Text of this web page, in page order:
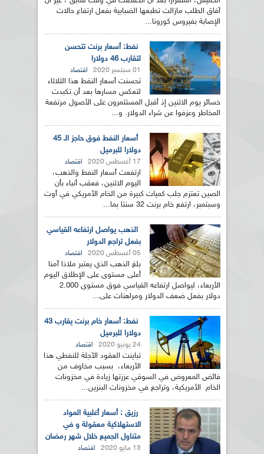
آفاق الطلب مازالت تطبعها الضبابية بفعل ارتفاع حالات
الإصابة بفيروس كورونا...
نفط: أسعار برنت تتحسن
لتقارب 46 دولارا
01 سبتمبر 2020 اقتصاد
تحسنت أسعار النفط هذا الثلاثاء
لتعكس مسارها بعد أن تكبدت
خسائر يوم الاثنين إذ أقبل المستثمرون على الأصول مرتفعة
المخاطر وعزفوا عن شراء الدولار. و...
أسعار النفط فوق حاجز الـ 45
دولارا للبرميل
17 أغسطس 2020 اقتصاد
ارتفعت أسعار النفط والذهب،
اليوم الاثنين، فعقب أنباء بأن
الصين تعتزم جلب كميات كبيرة من الخام الأمريكي في أوت
وسبتمبر، ارتفع خام برنت 32 سنتا بما...
الذهب يواصل ارتفاعه القياسي
بفعل تراجع الدولار
05 أغسطس 2020 اقتصاد
بلغ الذهب الذي يعتبر ملاذا آمنا
أعلى مستوى على الإطلاق اليوم
الأربعاء، ليواصل ارتفاعه القياسي فوق مستوى 2.000
دولار بفعل ضعف الدولار ومراهنات على...
نفط: أسعار خام برنت يقارب 43
دولارا للبرميل
24 يونيو 2020 اقتصاد
تباينت العقود الآجلة للنفطي هذا
الأربعاء، بسبب مخاوف من
فائض المعروض في السوقي عززتها زيادة في مخزونات
الخام الأمريكية، وتراجع في مخزونات البنزين...
رزيق : أسعار أغلبية المواد
الاستهلاكية معقولة و في
متناول الجميع خلال شهر رمضان
13 مايو 2020 اقتصاد